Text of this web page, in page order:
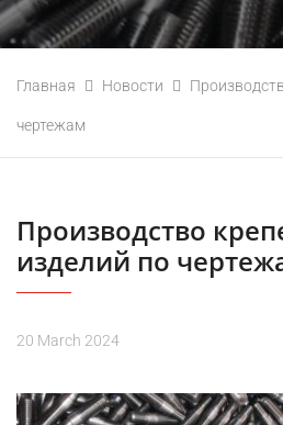
Главная Новости
чертежам
Производство
изделий по
20 March 2024